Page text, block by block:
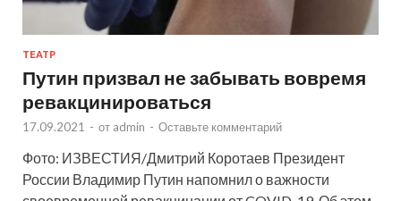
ТЕАТР
Путин призвал не забывать вовремя
ревакцинироваться
17.09.2021 - от admin - Оставьте комментарий
Фото: ИЗВЕСТИЯ/Дмитрий Коротаев Президент
России Владимир Путин напомнил о важности